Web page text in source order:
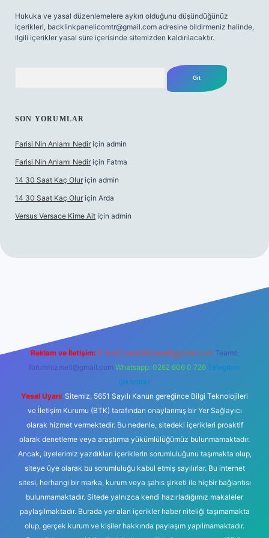
Hukuka ve yasal düzenlemelere aykırı olduğunu düşündüğünüz
içerikleri, backlinkpanelicomtr@gmail.com adresine bildirmeniz halinde,
ilgili içerikler yasal süre içerisinde sitemizden kaldırılacaktır.
SON YORUMLAR
Farisi Nin Anlamı Nedir için admin
Farisi Nin Anlamı Nedir için Fatma
14 30 Saat Kaç Olur için admin
14 30 Saat Kaç Olur için Arda
Versus Versace Kime Ait için admin
Reklam ve İletişim: E-mail: backlinkpaneli@gmail.com Teams:
forumhizmeti@gmail.com Whatsapp: 0262 606 0 726 Telegram:
@karabul
Yasal Uyarı: Sitemiz, 5651 Sayılı Kanun gereğince Bilgi Teknolojileri
ve İletişim Kurumu (BTK) tarafından onaylanmış bir Yer Sağlayıcı
olarak hizmet vermektedir. Bu nedenle, sitedeki içerikleri proaktif
olarak denetleme veya araştırma yükümlülüğümüz bulunmamaktadır.
Ancak, üyelerimiz yazdıkları içeriklerin sorumluluğunu taşımakta olup,
siteye üye olarak bu sorumluluğu kabul etmiş sayılırlar. Bu internet
sitesi, herhangi bir marka, kurum veya şahıs şirketi ile hiçbir bağlantısı
bulunmamaktadır. Sitede yalnızca kendi hazırladığımız makaleler
paylaşılmaktadır. Burada yer alan içerikler haber niteliği taşımamakta
olup, gerçek kurum ve kişiler hakkında paylaşım yapılmamaktadır.